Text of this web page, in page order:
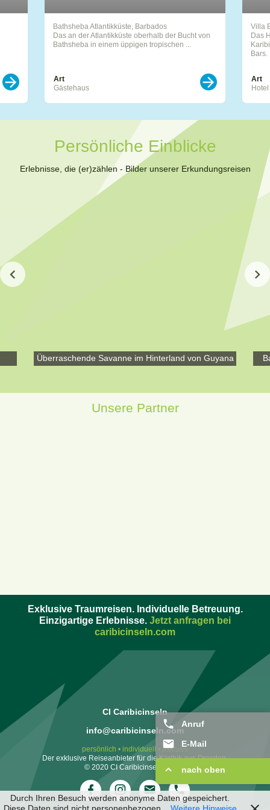
Bathsheba Atlantikküste, Barbados
Das an der Atlantikküste oberhalb der Bucht von
Bathsheba in einem üppigen tropischen ...
Art
Gästehaus
Villa
Das
Bars.
Art
Hotel
Persönliche Einblicke
Erlebnisse, die (er)zählen - Bilder unserer Erkundungsreisen
Überraschende Savanne im Hinterland von Guyana
Unsere Partner
Exklusive Traumreisen. Individuelle Betreuung.
Einzigartige Erlebnisse. Jetzt anfragen bei
caribicinseln.com
CI Caribicinseln
info@caribicinseln.com
persönlich • individuell • exklusiv
Der exklusive Reiseanbieter für die Karibik aus Dresden.
© 2020 CI Caribicinseln GmbH
Anruf
E-Mail
nach oben
Durch Ihren Besuch werden anonyme Daten gespeichert.